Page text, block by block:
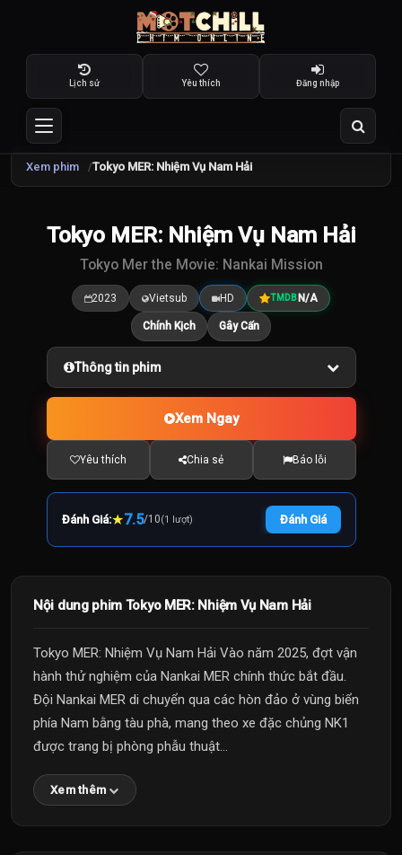
Lịch sử Yêu thích Đăng nhập
Xem phim Tokyo MER: Nhiệm Vụ Nam Hải
7.5 /10
Tokyo MER: Nhiệm Vụ Nam Hải
Tokyo Mer the Movie: Nankai Mission
2023 Vietsub HD TMDB N/A
Chính Kịch Gây Cấn
Thông tin phim
Xem Ngay
Yêu thích Chia sẻ Báo lỗi
Đánh Giá:★7.5/10(1 lượt) Đánh Giá
Nội dung phim Tokyo MER: Nhiệm Vụ Nam Hải
Tokyo MER: Nhiệm Vụ Nam Hải Vào năm 2025, đợt vận
hành thử nghiệm của Nankai MER chính thức bắt đầu.
Đội Nankai MER di chuyển qua các hòn đảo ở vùng biển
phía Nam bằng tàu phà, mang theo xe đặc chủng NK1
được trang bị phòng phẫu thuật...
Xem thêm